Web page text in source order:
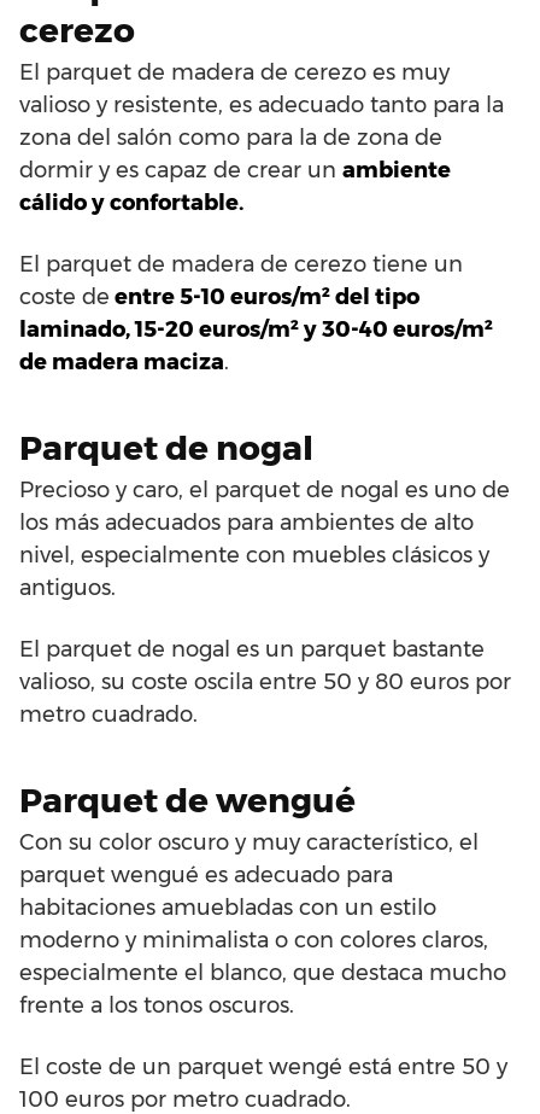
cerezo
El parquet de madera de cerezo es muy
valioso y resistente, es adecuado tanto para la
zona del salón como para la de zona de
dormir y es capaz de crear un ambiente
cálido y confortable.
El parquet de madera de cerezo tiene un
coste de entre 5-10 euros/m² del tipo
laminado, 15-20 euros/m² y 30-40 euros/m²
de madera maciza.
Parquet de nogal
Precioso y caro, el parquet de nogal es uno de
los más adecuados para ambientes de alto
nivel, especialmente con muebles clásicos y
antiguos.
El parquet de nogal es un parquet bastante
valioso, su coste oscila entre 50 y 80 euros por
metro cuadrado.
Parquet de wengué
Con su color oscuro y muy característico, el
parquet wengué es adecuado para
habitaciones amuebladas con un estilo
moderno y minimalista o con colores claros,
especialmente el blanco, que destaca mucho
frente a los tonos oscuros.
El coste de un parquet wengé está entre 50 y
100 euros por metro cuadrado.